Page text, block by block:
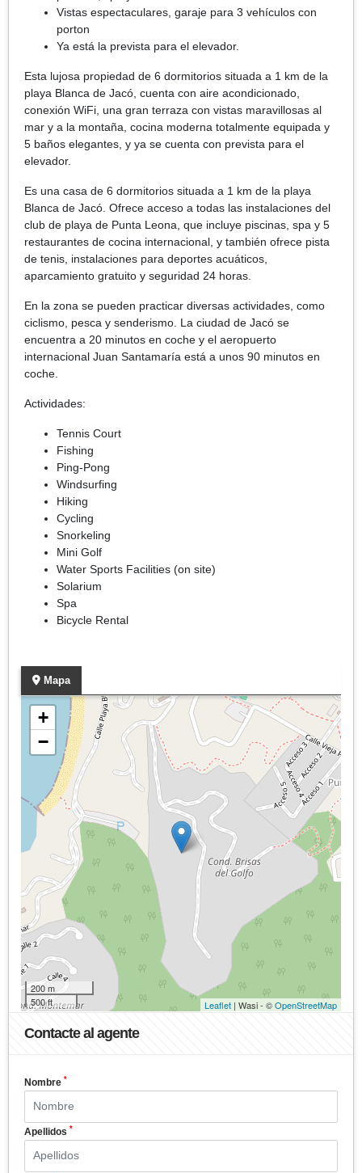
Vistas espectaculares, garaje para 3 vehículos con
porton
Ya está la prevista para el elevador.
Esta lujosa propiedad de 6 dormitorios situada a 1 km de la
playa Blanca de Jacó, cuenta con aire acondicionado,
conexión WiFi, una gran terraza con vistas maravillosas al
mar y a la montaña, cocina moderna totalmente equipada y
5 baños elegantes, y ya se cuenta con prevista para el
elevador.
Es una casa de 6 dormitorios situada a 1 km de la playa
Blanca de Jacó. Ofrece acceso a todas las instalaciones del
club de playa de Punta Leona, que incluye piscinas, spa y 5
restaurantes de cocina internacional, y también ofrece pista
de tenis, instalaciones para deportes acuáticos,
aparcamiento gratuito y seguridad 24 horas.
En la zona se pueden practicar diversas actividades, como
ciclismo, pesca y senderismo. La ciudad de Jacó se
encuentra a 20 minutos en coche y el aeropuerto
internacional Juan Santamaría está a unos 90 minutos en
coche.
Actividades:
Tennis Court
Fishing
Ping-Pong
Windsurfing
Hiking
Cycling
Snorkeling
Mini Golf
Water Sports Facilities (on site)
Solarium
Spa
Bicycle Rental
Mapa
+
−
200 m
500 ft
Leaflet | Wasi - ©OpenStreetMap
Contacte al agente
Nombre *
Apellidos *